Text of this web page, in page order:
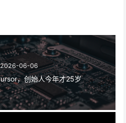
06-06
，创始人今年才25岁